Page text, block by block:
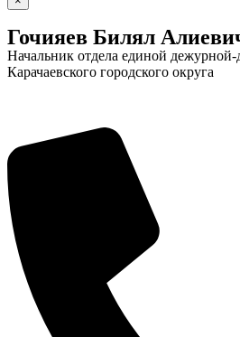
Гочияев Билял
Начальник отдела единой
Карачаевского городского округа